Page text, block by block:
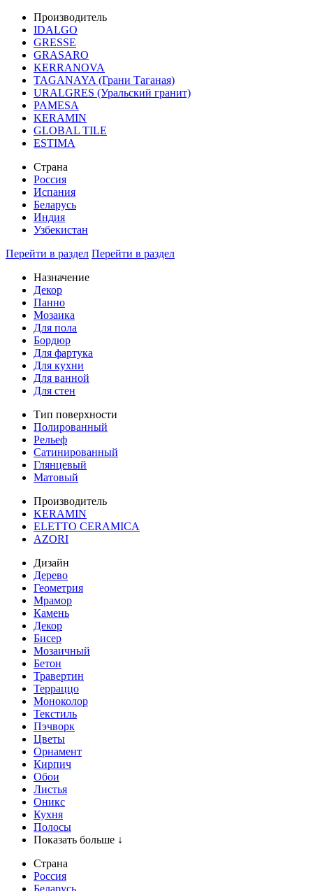
Производитель
IDALGO
GRESSE
GRASARO
KERRANOVA
TAGANAYA (Грани Таганая)
URALGRES (Уральский гранит)
PAMESA
KERAMIN
GLOBAL TILE
ESTIMA
Страна
Россия
Испания
Беларусь
Индия
Узбекистан
Перейти в раздел Перейти в раздел
Назначение
Декор
Панно
Мозаика
Для пола
Бордюр
Для фартука
Для кухни
Для ванной
Для стен
Тип поверхности
Полированный
Рельеф
Сатинированный
Глянцевый
Матовый
Производитель
KERAMIN
ELETTO CERAMICA
AZORI
Дизайн
Дерево
Геометрия
Мрамор
Камень
Декор
Бисер
Мозаичный
Бетон
Травертин
Терраццо
Моноколор
Текстиль
Пэчворк
Цветы
Орнамент
Кирпич
Обои
Листья
Оникс
Кухня
Полосы
Показать больше ↓
Страна
Россия
Беларусь